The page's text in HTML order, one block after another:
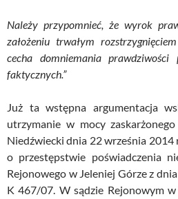
Należy przypomnieć, że wyrok
założeniu trwałym
cecha domniemania
faktycznych.”
Już ta wstępna argumentacja
utrzymanie w mocy
Niedźwiecki dnia 22 września 2014
o przestępstwie poświadczenia
Rejonowego w Jeleniej Górze z
K 467/07. W sądzie Rejonowym